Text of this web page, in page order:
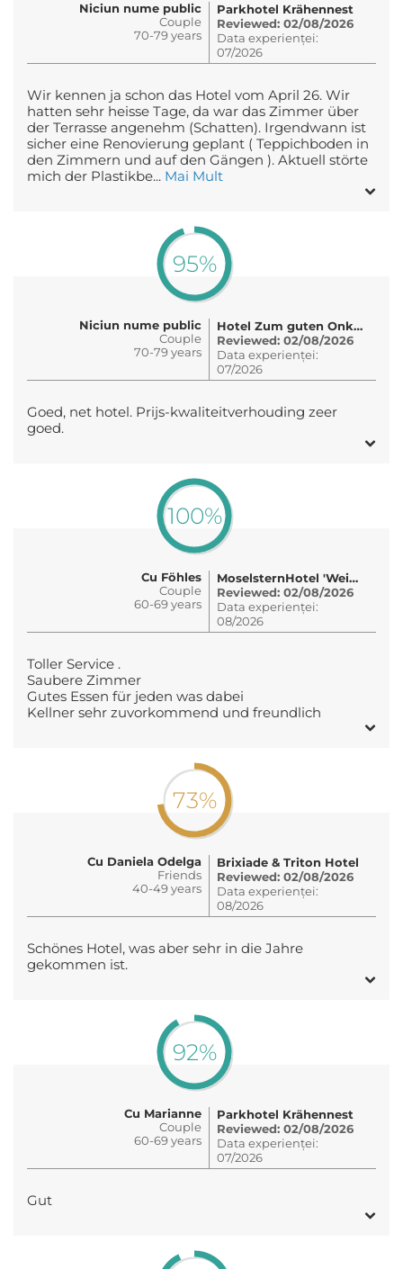
Niciun nume public
Couple
70-79 years
Parkhotel Krähennest
Reviewed: 02/08/2026
Data experienței:
07/2026
Wir kennen ja schon das Hotel vom April 26. Wir
hatten sehr heisse Tage, da war das Zimmer über
der Terrasse angenehm (Schatten). Irgendwann ist
sicher eine Renovierung geplant ( Teppichboden in
den Zimmern und auf den Gängen ). Aktuell störte
mich der Plastikbe... Mai Mult
95%
Niciun nume public
Couple
70-79 years
Hotel Zum guten Onkel
Reviewed: 02/08/2026
Data experienței:
07/2026
Goed, net hotel. Prijs-kwaliteitverhouding zeer
goed.
100%
Cu Föhles
Couple
60-69 years
MoselsternHotel 'Weinhaus Fuhrmann'
Reviewed: 02/08/2026
Data experienței:
08/2026
Toller Service .
Saubere Zimmer
Gutes Essen für jeden was dabei
Kellner sehr zuvorkommend und freundlich
73%
Cu Daniela Odelga
Friends
40-49 years
Brixiade & Triton Hotel
Reviewed: 02/08/2026
Data experienței:
08/2026
Schönes Hotel, was aber sehr in die Jahre
gekommen ist.
92%
Cu Marianne
Couple
60-69 years
Parkhotel Krähennest
Reviewed: 02/08/2026
Data experienței:
07/2026
Gut